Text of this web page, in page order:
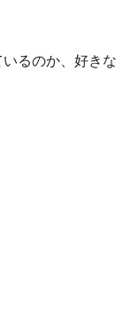
るのか、好きな